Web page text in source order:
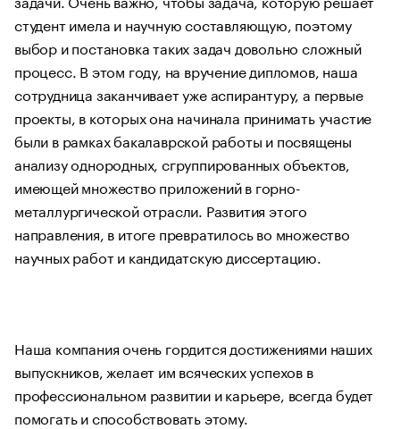
студент имела и научную составляющую, поэтому
выбор и постановка таких задач довольно сложный
процесс. В этом году, на вручение дипломов, наша
сотрудница заканчивает уже аспирантуру, а первые
проекты, в которых она начинала принимать участие
были в рамках бакалаврской работы и посвящены
анализу однородных, сгруппированных объектов,
имеющей множество приложений в горно-
металлургической отрасли. Развития этого
направления, в итоге превратилось во множество
научных работ и кандидатскую диссертацию.
Наша компания очень гордится достижениями наших
выпускников, желает им всяческих успехов в
профессиональном развитии и карьере, всегда будет
помогать и способствовать этому.